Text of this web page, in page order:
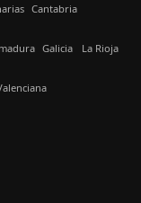
Cantabria
Galicia La Rioja